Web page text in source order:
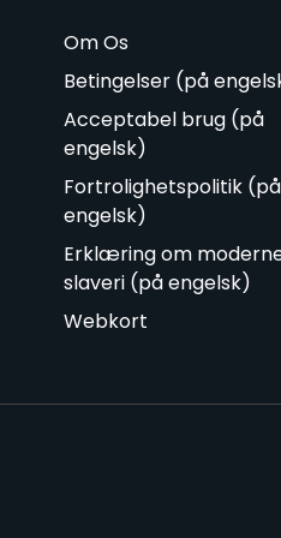
Om Os
Betingelser (på
Acceptabel brug (på
engelsk)
Fortrolighetspolitik (på
engelsk)
Erklæring om
slaveri (på engelsk)
Webkort